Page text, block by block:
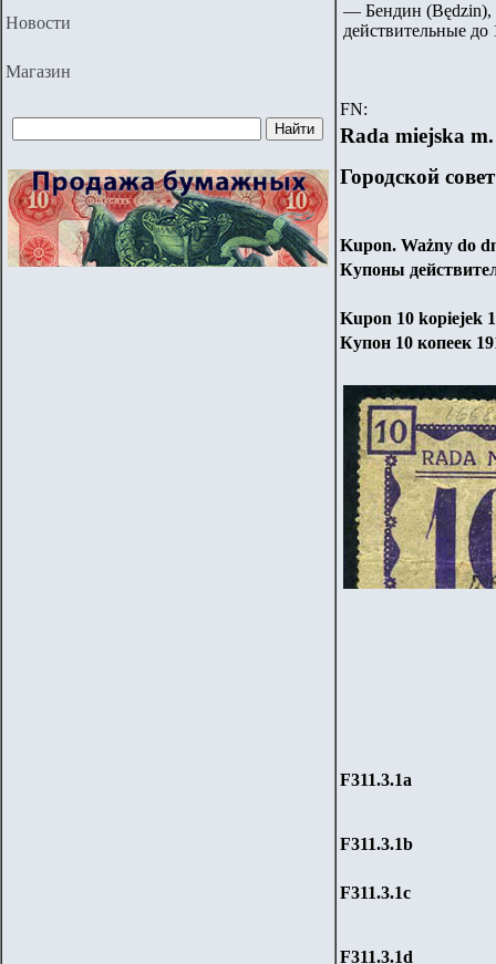
Новости
Магазин
— Бендин (Będzin),
действительные до
FN:
Rada miejska
Городской
Kupon. Ważny do
Купоны
Kupon 10 kopiejek
Купон 10 копеек
F311.3.1a
F311.3.1b
F311.3.1c
F311.3.1d